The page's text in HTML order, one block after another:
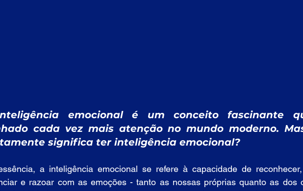
emocional é um conceito fascinante
cada vez mais atenção no mundo moderno.
significa ter inteligência emocional?
a inteligência emocional se refere à capacidade de
e razoar com as emoções - tanto as nossas próprias quanto as dos